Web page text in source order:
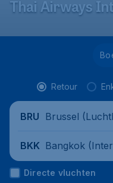
Thai Airways
Retour
BRU Brussel
BKK Bangkok
arnabhumi),
Directe vluchten